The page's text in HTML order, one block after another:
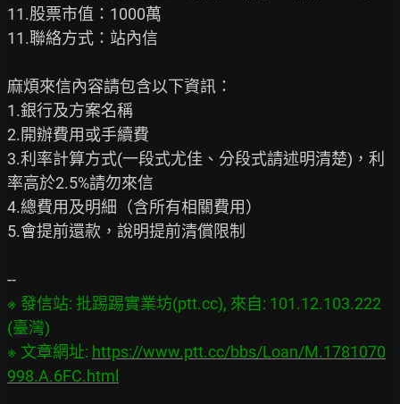
11.股票市值：1000萬
11.聯絡方式：站內信
麻煩來信內容請包含以下資訊：
1.銀行及方案名稱
2.開辦費用或手續費
3.利率計算方式(一段式尤佳、分段式請述明清楚)，利
率高於2.5%請勿來信
4.總費用及明細（含所有相關費用）
5.會提前還款，說明提前清償限制
※ 發信站: 批踢踢實業坊(ptt.cc), 來自: 101.12.103.222
(臺灣)
※ 文章網址: https://www.ptt.cc/bbs/Loan/M.1781070
998.A.6FC.html